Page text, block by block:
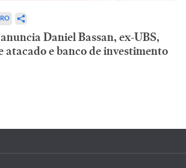
Daniel Bassan, ex-UBS,
atacado e banco de investimento